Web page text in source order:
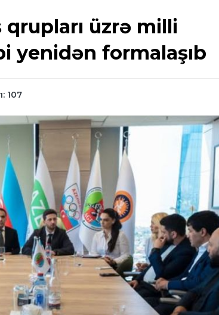
üzrə milli
yenidən formalaşıb
107